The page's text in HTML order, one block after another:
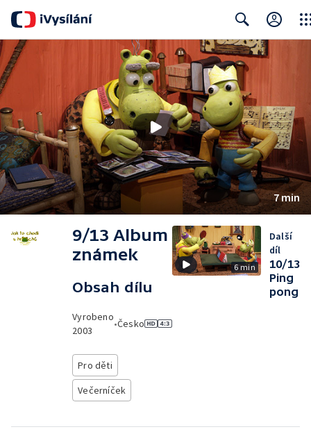
Search
7 min
9/13 Album
známek
Obsah dílu
Vyrobeno
2003
•Česko
Pro děti
Večerníček
6 min
Další
díl
10/13
Ping
pong